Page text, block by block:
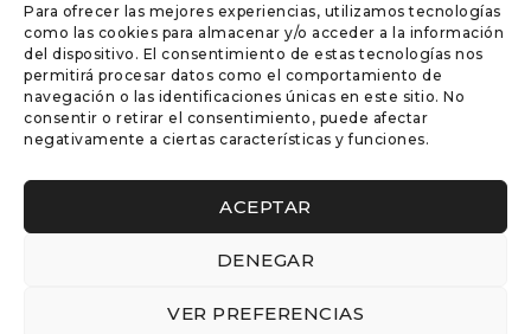
Para ofrecer las mejores experiencias, utilizamos tecnologías
como las cookies para almacenar y/o acceder a la información
del dispositivo. El consentimiento de estas tecnologías nos
permitirá procesar datos como el comportamiento de
navegación o las identificaciones únicas en este sitio. No
consentir o retirar el consentimiento, puede afectar
negativamente a ciertas características y funciones.
ACEPTAR
DENEGAR
VER PREFERENCIAS
Muebles hechos a medida
Inicio
Catálogo